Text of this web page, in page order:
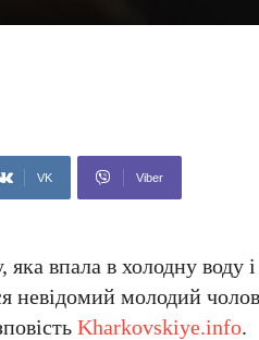
VK Viber
впала в холодну воду
невідомий молодий
Kharkovskiye.info.